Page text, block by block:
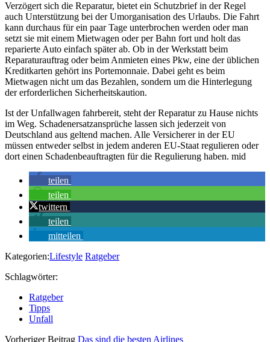
Verzögert sich die Reparatur, bietet ein Schutzbrief in der Regel
auch Unterstützung bei der Umorganisation des Urlaubs. Die Fahrt
kann durchaus für ein paar Tage unterbrochen werden oder man
setzt sie mit einem Mietwagen oder per Bahn fort und holt das
reparierte Auto einfach später ab. Ob in der Werkstatt beim
Reparaturauftrag oder beim Anmieten eines Pkw, eine der üblichen
Kreditkarten gehört ins Portemonnaie. Dabei geht es beim
Mietwagen nicht um das Bezahlen, sondern um die Hinterlegung
der erforderlichen Sicherheitskaution.
Ist der Unfallwagen fahrbereit, steht der Reparatur zu Hause nichts
im Weg. Schadenersatzansprüche lassen sich jederzeit von
Deutschland aus geltend machen. Alle Versicherer in der EU
müssen entweder selbst in jedem anderen EU-Staat regulieren oder
dort einen Schadenbeauftragten für die Regulierung haben. mid
teilen
teilen
twittern
teilen
mitteilen
Kategorien:Lifestyle Ratgeber
Schlagwörter:
Ratgeber
Tipps
Unfall
Vorheriger Beitrag Das sind die besten Airlines